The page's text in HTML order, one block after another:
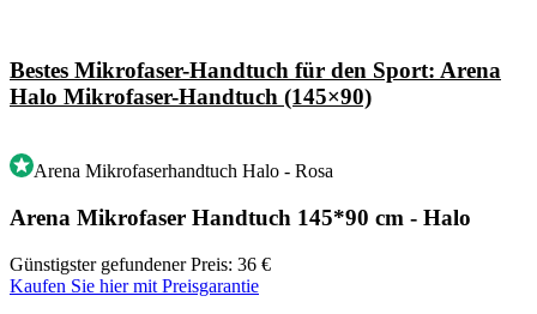
Bestes Mikrofaser-Handtuch für den Sport: Arena
Halo Mikrofaser-Handtuch (145×90)
Arena Mikrofaserhandtuch Halo - Rosa
Arena Mikrofaser Handtuch 145*90 cm - Halo
Günstigster gefundener Preis: 36 €
Kaufen Sie hier mit Preisgarantie